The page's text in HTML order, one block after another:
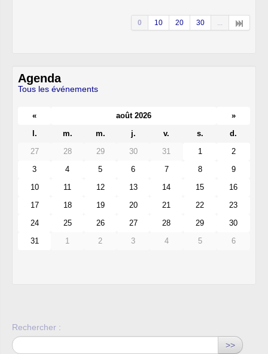
0 10 20 30 ...
Agenda
Tous les événements
« août 2026
»
l.
m. m. j. v. s.
d.
27
28 29 30 31 1
2
3
4 5 6 7 8
9
10
11 12 13 14 15
16
17
18 19 20 21 22
23
24
25 26 27 28 29
30
31
1 2 3 4 5 6
Rechercher :
>>